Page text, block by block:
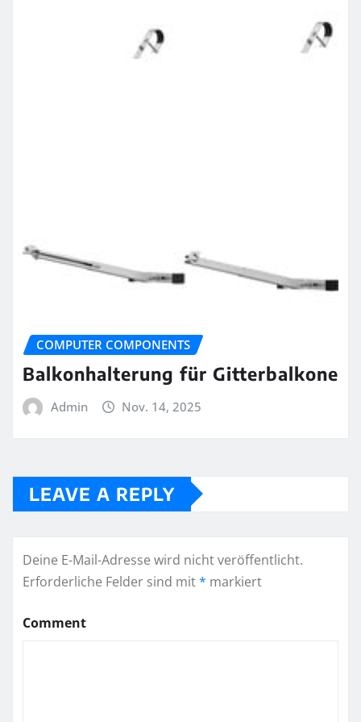
COMPUTER COMPONENTS
Balkonhalterung für Gitterbalkone
Admin Nov. 14, 2025
LEAVE A REPLY
Deine E-Mail-Adresse wird nicht veröffentlicht.
Erforderliche Felder sind mit* markiert
Comment